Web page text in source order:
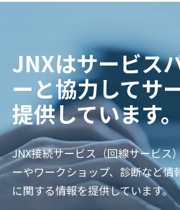
JNXはサービス
ーと協力してサ
提供しています。
JNX接続サービス（回線サービス
ーやワークショップ、診断など情
に関する情報を提供しています。